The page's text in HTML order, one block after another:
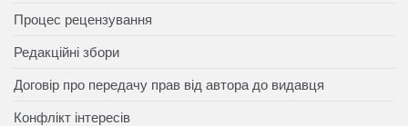
Процес рецензування
Редакційні збори
Договір про передачу прав від автора до видавця
Конфлікт інтересів